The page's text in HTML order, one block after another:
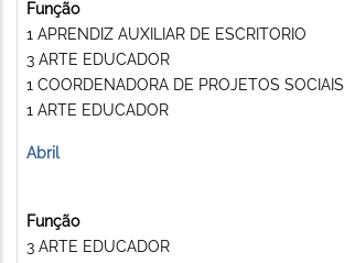
Função
1 APRENDIZ AUXILIAR DE ESCRITORIO
3 ARTE EDUCADOR
1 COORDENADORA DE PROJETOS SOCIAIS
1 ARTE EDUCADOR
Abril
Função
3 ARTE EDUCADOR